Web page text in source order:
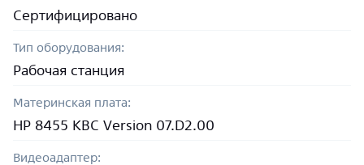
Сертифицировано
Тип оборудования:
Рабочая станция
Материнская плата:
HP 8455 KBC Version 07.D2.00
Видеоадаптер: